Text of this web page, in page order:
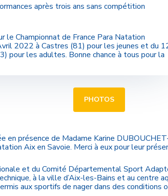
après trois ans sans compétition
Championnat de France Para Natation
2022 à Castres (81) pour les jeunes et du
pour les adultes. Bonne chance à tous pour la
PHOTOS
présence de Madame Karine
Aix en Savoie. Merci à eux pour leur
et du Comité Départemental Sport
à la ville d’Aix-les-Bains et au centre
aux sportifs de nager dans des conditions